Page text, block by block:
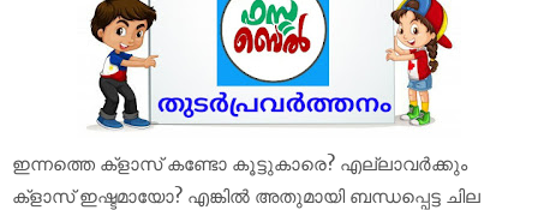
ഇന്നത്തെ ക്‌ളാസ് കണ്ടോ കൂട്ടുകാരെ? എല്ലാവർക്കും
ക്‌ളാസ് ഇഷ്ടമായോ? എങ്കിൽ അതുമായി ബന്ധപ്പെട്ട ചില